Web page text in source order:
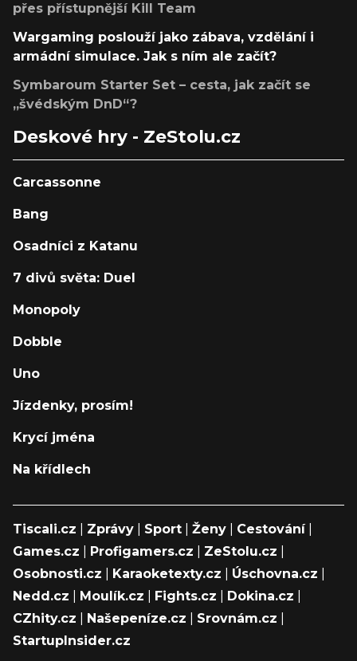
přes přístupnější Kill Team
Wargaming poslouží jako zábava, vzdělání i
armádní simulace. Jak s ním ale začít?
Symbaroum Starter Set – cesta, jak začít se
„švédským DnD“?
Deskové hry - ZeStolu.cz
Carcassonne
Bang
Osadníci z Katanu
7 divů světa: Duel
Monopoly
Dobble
Uno
Jízdenky, prosím!
Krycí jména
Na křídlech
Tiscali.cz Zprávy Sport Ženy Cestování|
Games.cz
Profigamers.cz ZeStolu.cz
Osobnosti.cz
Karaoketexty.cz Úschovna.cz
Nedd.cz
Moulík.cz Fights.cz Dokina.cz
CZhity.cz
Našepeníze.cz Srovnám.cz
StartupInsider.cz